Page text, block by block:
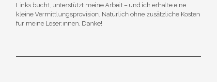
Links bucht, unterstützt meine Arbeit – und ich erhalte eine
kleine Vermittlungsprovision. Natürlich ohne zusätzliche Kosten
für meine Leser:innen. Danke!